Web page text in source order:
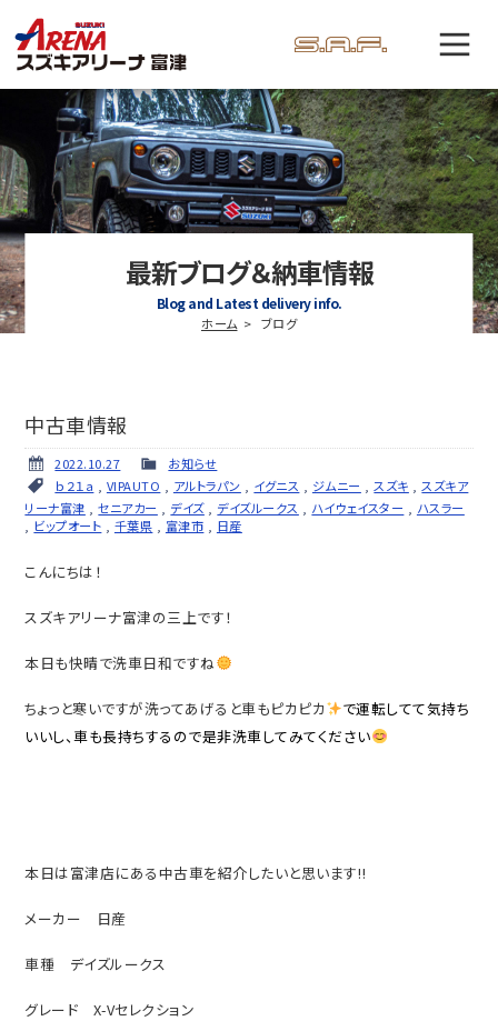
最新ブログ＆納車情報
Blog and Latest delivery info.
ホーム ブログ
中古車情報
2022.10.27
お知らせ
ｂ２１ａ
VIPAUTO アルトラパン イグニス ジムニー スズキ
スズキア
リーナ富津 ,セニアカー デイズ, デイズルークス ハイウェイスター
ハスラー
ビップオート 千葉県 富津市 日産
こんにちは！
スズキアリーナ富津の三上です！
本日も快晴で洗車日和ですね
ちょっと寒いですが洗ってあげると車もピカピカ
で運転してて気持ち
いいし、車も長持ちするので是非洗車してみてください
本日は富津店にある中古車を紹介したいと思います‼
メーカー 日産
車種 デイズルークス
グレード X-Vセレクション